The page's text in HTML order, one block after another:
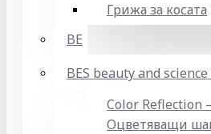
Грижа за косата
BE
BES beauty and science
Color Reflection –
Оцветяващи